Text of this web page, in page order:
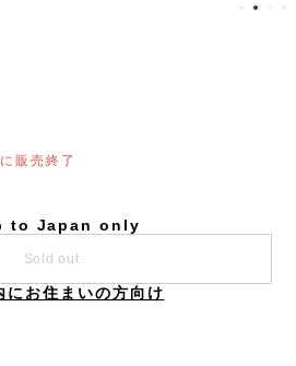
販売終了
to Japan only
Sold out
にお住まいの方向け